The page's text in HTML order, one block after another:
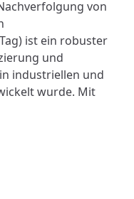
von
ist ein robuster
und
industriellen und
wurde. Mit
Leistung
Verfolgung